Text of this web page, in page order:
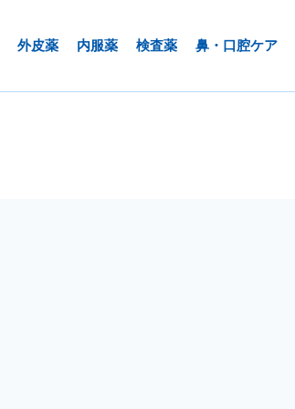
外皮薬 内服薬 検査薬 鼻・口腔ケア